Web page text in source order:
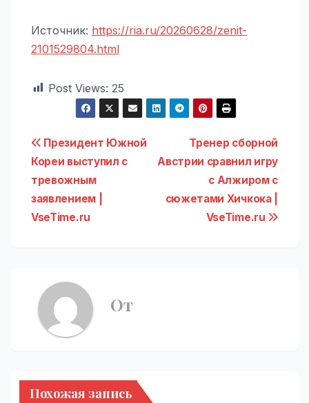
Источник: https://ria.ru/20260628/zenit-
2101529804.html
Post Views: 25
Навигация
по
записям
Тренер сборной
Австрии сравнил игру
с Алжиром с
сюжетами Хичкока |
VseTime.ru
Президент Южной
Кореи выступил с
тревожным
заявлением |
VseTime.ru
От
Похожая запись